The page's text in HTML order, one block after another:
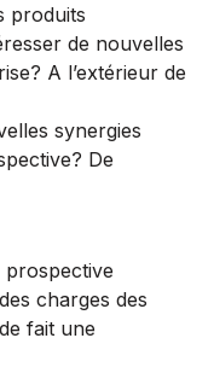
produits
de nouvelles
A l’extérieur de
synergies
De
prospective
charges des
fait une